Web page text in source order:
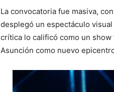
La convocatoria fue masiva,
desplegó un espectáculo
crítica lo calificó como un
Asunción como nuevo